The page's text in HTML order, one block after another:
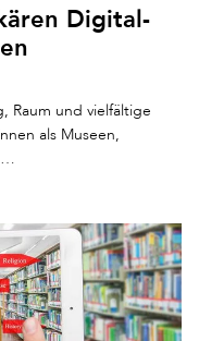
Digital-
Raum und vielfältige
als Museen,